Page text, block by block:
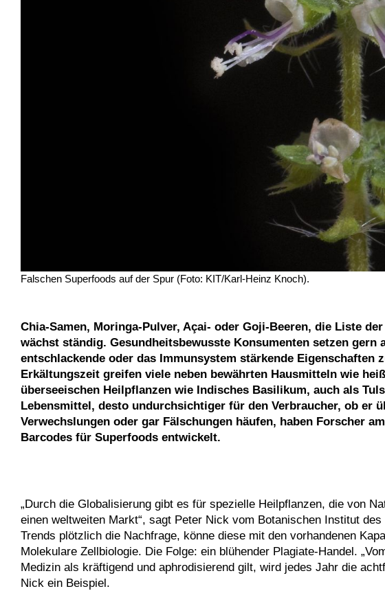
Falschen Superfoods auf der Spur (Foto: KIT/Karl-Heinz Knoch).
Chia-Samen, Moringa-Pulver, Açai- oder Goji-Beeren, die Liste
wächst ständig. Gesundheitsbewusste Konsumenten setzen
entschlackende oder das Immunsystem stärkende Eigenschaften
Erkältungszeit greifen viele neben bewährten Hausmitteln wie
überseeischen Heilpflanzen wie Indisches Basilikum, auch als
Lebensmittel, desto undurchsichtiger für den Verbraucher, ob er
Verwechslungen oder gar Fälschungen häufen, haben Forscher
Barcodes für Superfoods entwickelt.
„Durch die Globalisierung gibt es für spezielle Heilpflanzen, die von
einen weltweiten Markt“, sagt Peter Nick vom Botanischen Institut
Trends plötzlich die Nachfrage, könne diese mit den vorhandenen
Molekulare Zellbiologie. Die Folge: ein blühender Plagiate-Handel.
Medizin als kräftigend und aphrodisierend gilt, wird jedes Jahr die
Nick ein Beispiel.